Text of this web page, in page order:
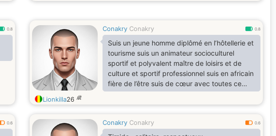
0.8 Conakry Conakry 0.8
Suis un jeune homme diplômé en l’hôtellerie et
tourisme suis un animateur socioculturel
sportif et polyvalent maître de loisirs et de
culture et sportif professionnel suis en africain
fière de l’être suis de cœur avec toutes ce
que je fait je fait le bhoneur de mais
vacanciers et amis et famille suis a guérir
vous aimes et remercie beaucoup car sans
vous ils n’y pas de animations
Lionkilla26 歳
0.6 Conakry Conakry 0.6